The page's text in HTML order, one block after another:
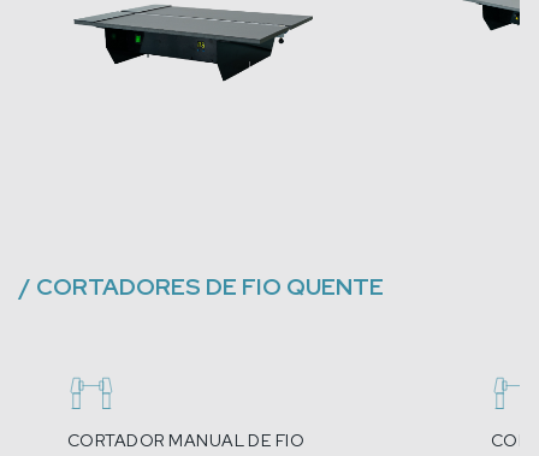
/ CORTADORES DE FIO QUENTE
CORTADOR MANUAL DE FIO